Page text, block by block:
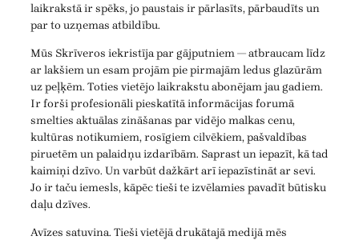
laikrakstā ir spēks, jo paustais ir pārlasīts, pārbaudīts un
par to uzņemas atbildību.
Mūs Skrīveros iekristīja par gājputniem — atbraucam līdz
ar lakšiem un esam projām pie pirmajām ledus glazūrām
uz peļķēm. Toties vietējo laikrakstu abonējam jau gadiem.
Ir forši profesionāli pieskatītā informācijas forumā
smelties aktuālas zināšanas par vidējo malkas cenu,
kultūras notikumiem, rosīgiem cilvēkiem, pašvaldības
piruetēm un palaidņu izdarībām. Saprast un iepazīt, kā tad
kaimiņi dzīvo. Un varbūt dažkārt arī iepazīstināt ar sevi.
Jo ir taču iemesls, kāpēc tieši te izvēlamies pavadīt būtisku
daļu dzīves.
Avīzes satuvina. Tieši vietējā drukātajā medijā mēs